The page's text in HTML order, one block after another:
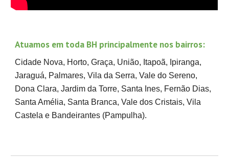
Atuamos em toda BH principalmente nos bairros:
Cidade Nova, Horto, Graça, União, Itapoã, Ipiranga,
Jaraguá, Palmares, Vila da Serra, Vale do Sereno,
Dona Clara, Jardim da Torre, Santa Ines, Fernão Dias,
Santa Amélia, Santa Branca, Vale dos Cristais, Vila
Castela e Bandeirantes (Pampulha).